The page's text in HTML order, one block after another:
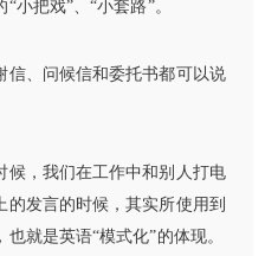
小把戏”、“小套路”。
信、问候信和委托书都可以说
候，我们在工作中和别人打电
发言的时候，其实所使用到
就是英语“模式化”的体现。